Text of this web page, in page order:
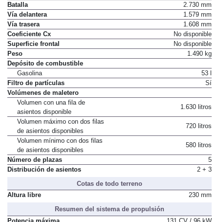
Batalla
2.730 mm
Vía delantera
1.579 mm
Vía trasera
1.608 mm
Coeficiente Cx
No disponible
Superficie frontal
No disponible
Peso
1.490 kg
Depósito de combustible
Gasolina
53 l
Filtro de partículas
Sí
Volúmenes de maletero
Volumen con una fila de
asientos disponible
1.630 litros
Volumen máximo con dos filas
de asientos disponibles
720 litros
Volumen mínimo con dos filas
de asientos disponibles
580 litros
Número de plazas
5
Distribución de asientos
2 + 3
Cotas de todo terreno
Altura libre
230 mm
Resumen del sistema de propulsión